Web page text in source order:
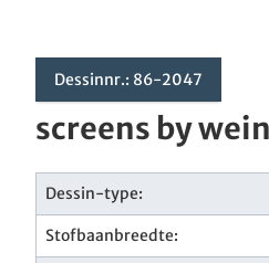
Dessinnr.: 86-2047
screens by
Dessin-type:
Stofbaanbreedte: